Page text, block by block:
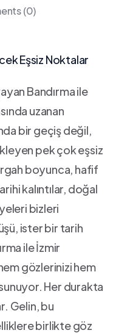
(0)
⁤Eşsiz Noktalar
Bandırma ‍ile
uzanan
bir geçiş değil,
pek çok eşsiz
boyunca, hafif
kalıntılar, doğal
bizleri
ister​ bir tarih⁤
ile İzmir
gözlerinizi hem
Her durakta
Gelin, bu
birlikte göz